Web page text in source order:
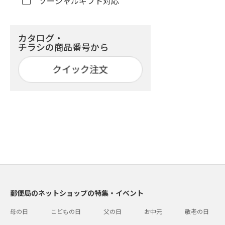
カタログ・
チラシの商品番号から
郵便局のネットショップの特集・イベント
母の日 こどもの日 父の日 お中元 敬老の日